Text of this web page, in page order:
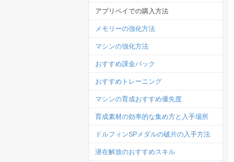
アプリペイでの購入方法
メモリーの強化方法
マシンの強化方法
おすすめ課金パック
おすすめトレーニング
マシンの育成おすすめ優先度
育成素材の効率的な集め方と入手場所
ドルフィンSPメダルの破片の入手方法
潜在解放のおすすめスキル